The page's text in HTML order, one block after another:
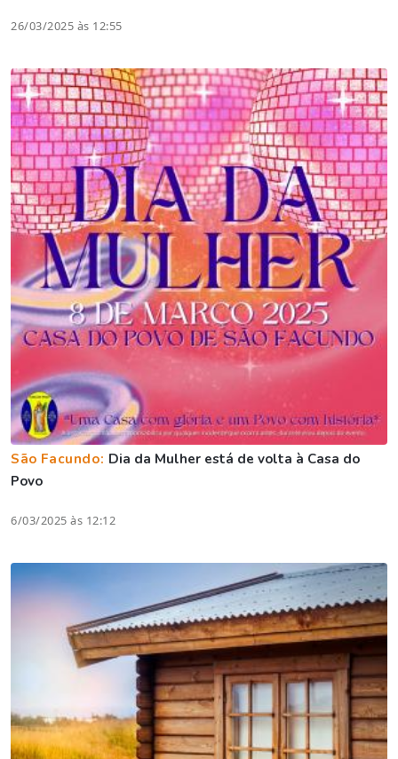
26/03/2025 às 12:55
São Facundo: Dia da Mulher está de volta à Casa do
Povo
6/03/2025 às 12:12